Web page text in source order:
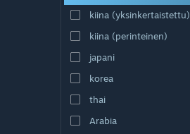
kiina (yksinkertaistettu)
kiina (perinteinen)
japani
korea
thai
Arabia